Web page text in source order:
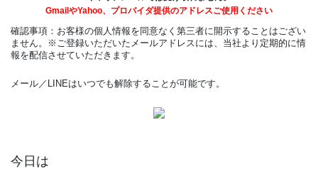
GmailやYahoo、プロバイダ提供のアドレスご使用ください
確認事項：お客様の個人情報を同意なく第三者に開示することはござい
ません。※ご登録いただいたメールアドレスには、当社より定期的に情
報を配信させていただきます。
メール／LINEはいつでも解除することが可能です。
今日は